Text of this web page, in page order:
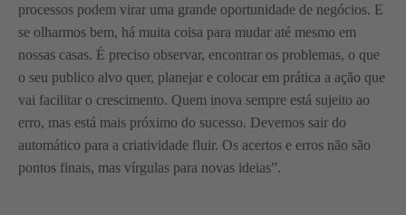
processos podem virar uma grande oportunidade de negócios. E
se olharmos bem, há muita coisa para mudar até mesmo em
nossas casas. É preciso observar, encontrar os problemas, o que
o seu publico alvo quer, planejar e colocar em prática a ação que
vai facilitar o crescimento. Quem inova sempre está sujeito ao
erro, mas está mais próximo do sucesso. Devemos sair do
automático para a criatividade fluir. Os acertos e erros não são
pontos finais, mas vírgulas para novas ideias”.